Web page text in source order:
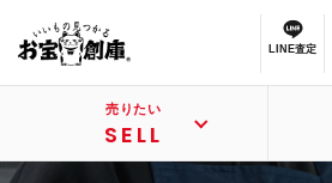
LINE査定
売りたい
SELL